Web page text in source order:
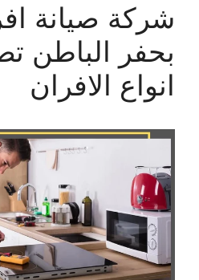
شركة صيانة
بحفر الباطن
انواع الافران